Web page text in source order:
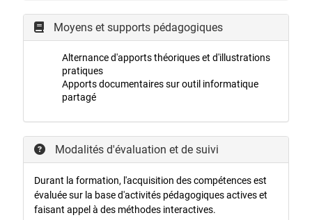
Moyens et supports pédagogiques
Alternance d'apports théoriques et d'illustrations
pratiques
Apports documentaires sur outil informatique
partagé
Modalités d'évaluation et de suivi
Durant la formation, l'acquisition des compétences est
évaluée sur la base d'activités pédagogiques actives et
faisant appel à des méthodes interactives.